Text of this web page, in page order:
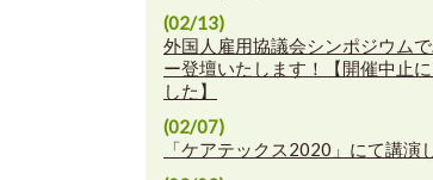
(02/13)
外国人雇用協議会シンポジウム
ー登壇いたします！【開催中止
した】
(02/07)
「ケアテックス2020」にて講演